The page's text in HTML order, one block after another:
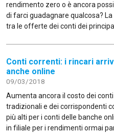
rendimento zero o è ancora
di farci guadagnare qualcosa?
tra le offerte dei conti dei
Conti correnti: i rincari
anche online
09/03/2018
Aumenta ancora il costo dei
tradizionali e dei corrispondenti
più alti per i conti delle banche
in filiale per i rendimenti ormai